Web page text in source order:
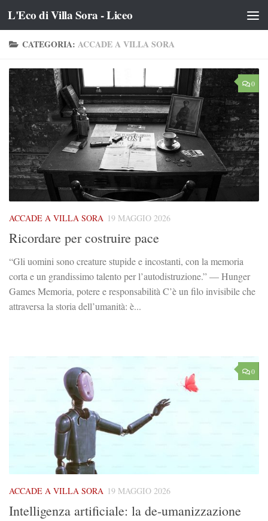
Salta al contenuto
L'Eco di Villa Sora - Liceo
CATEGORIA: ACCADE A VILLA SORA
0
ACCADE A VILLA SORA 19 MAGGIO 2026
Ricordare per costruire pace
“Gli uomini sono creature stupide e incostanti, con la memoria
corta e un grandissimo talento per l’autodistruzione.” — Hunger
Games Memoria, potere e responsabilità C’è un filo invisibile che
attraversa la storia dell’umanità: è...
0
ACCADE A VILLA SORA 19 MAGGIO 2026
Intelligenza artificiale: la de-umanizzazione